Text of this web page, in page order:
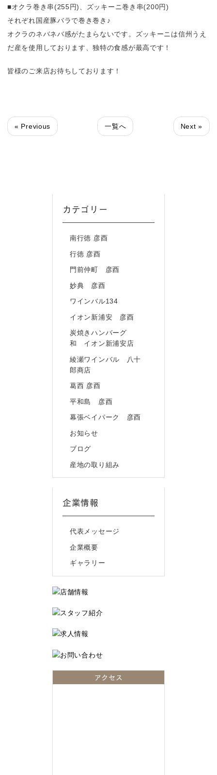
■オクラ巻き串(255円)、ズッキーニ巻き串(200円)
それぞれ国産豚バラで巻き巻き♪
オクラのネバネバ感がたまらないです。ズッキーニは信州うえ
だ産を使用しております、独特の食感が最高です！
皆様のご来店お待ちしております！
« Previous 一覧へ Next »
カテゴリー
南行徳 彦酉
行徳 彦酉
門前仲町 彦酉
妙典 彦酉
ワインバル134
イオン新浦安 彦酉
炭焼きハンバーグ
和 イオン新浦安店
綾瀬ワインバル 八十
郎商店
葛西 彦酉
平和島 彦酉
幕張ベイパーク 彦酉
お知らせ
ブログ
産地の取り組み
企業情報
代表メッセージ
企業概要
ギャラリー
アクセス